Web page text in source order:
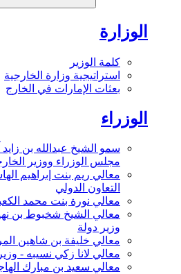
الوزارة
كلمة الوزير
استراتيجية وزارة الخارجية
بعثات الإمارات في الخارج
الوزراء
سمو الشيخ عبدالله بن
مجلس الوزراء ووزير
معالي ريم بنت إبراهيم
التعاون الدولي
معالي نورة بنت محمد
معالي الشيخ شخبوط بن
وزير دولة
معالي خليفة بن شاهين
معالي لانا زكي نسيبه -
معالي سعيد بن مبارك